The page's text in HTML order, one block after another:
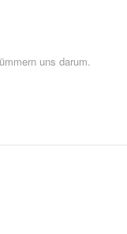
uns darum.